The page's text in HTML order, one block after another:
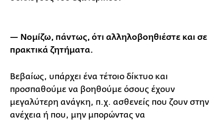
— Νομίζω, πάντως, ότι αλληλοβοηθιέστε και σε
πρακτικά ζητήματα.
Βεβαίως, υπάρχει ένα τέτοιο δίκτυο και
προσπαθούμε να βοηθούμε όσους έχουν
μεγαλύτερη ανάγκη, π.χ. ασθενείς που ζουν στην
ανέχεια ή που, μην μπορώντας να